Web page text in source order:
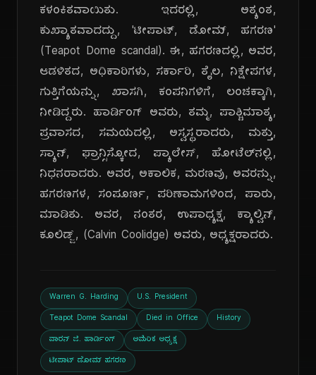
ಕಳಂಕಿತವಾಯಿತು. ಇದರಲ್ಲಿ, ಅತ್ಯಂತ,
ಕುಖ್ಯಾತವಾದದ್ದು, 'ಟೀಪಾಟ್, ಡೋಮ್, ಹಗರಣ'
(Teapot Dome scandal). ಈ, ಹಗರಣದಲ್ಲಿ, ಅವರ,
ಆಡಳಿತದ, ಅಧಿಕಾರಿಗಳು, ಸರ್ಕಾರಿ, ತೈಲ, ನಿಕ್ಷೇಪಗಳ,
ಗುತ್ತಿಗೆಯನ್ನು, ಖಾಸಗಿ, ಕಂಪನಿಗಳಿಗೆ, ಲಂಚಕ್ಕಾಗಿ,
ನೀಡಿದ್ದರು. ಹಾರ್ಡಿಂಗ್ ಅವರು, ತಮ್ಮ, ಪಾಶ್ಚಿಮಾತ್ಯ,
ಪ್ರವಾಸದ, ಸಮಯದಲ್ಲಿ, ಅಸ್ವಸ್ಥರಾದರು, ಮತ್ತು,
ಸ್ಯಾನ್, ಫ್ರಾನ್ಸಿಸ್ಕೋದ, ಪ್ಯಾಲೇಸ್, ಹೋಟೆಲ್‌ನಲ್ಲಿ,
ನಿಧನರಾದರು. ಅವರ, ಅಕಾಲಿಕ, ಮರಣವು, ಅವರನ್ನು,
ಹಗರಣಗಳ, ಸಂಪೂರ್ಣ, ಪರಿಣಾಮಗಳಿಂದ, ಪಾರು,
ಮಾಡಿತು. ಅವರ, ನಂತರ, ಉಪಾಧ್ಯಕ್ಷ, ಕ್ಯಾಲ್ವಿನ್,
ಕೂಲಿಡ್ಜ್, (Calvin Coolidge) ಅವರು, ಅಧ್ಯಕ್ಷರಾದರು.
Warren G. Harding U.S. President
Teapot Dome Scandal Died in Office History
ವಾರನ್ ಜಿ. ಹಾರ್ಡಿಂಗ್ ಅಮೆರಿಕ ಅಧ್ಯಕ್ಷ
ಟೀಪಾಟ್ ಡೋಮ್ ಹಗರಣ